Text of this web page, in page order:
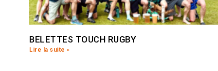
BELETTES TOUCH RUGBY
Lire la suite »